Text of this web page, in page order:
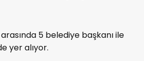
5 belediye başkanı ile
yer alıyor.